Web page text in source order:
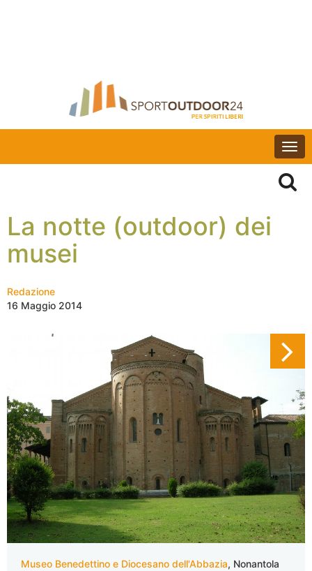
La notte (outdoor) dei
musei
Redazione
16 Maggio 2014
Museo Benedettino e Diocesano dell'Abbazia, Nonantola